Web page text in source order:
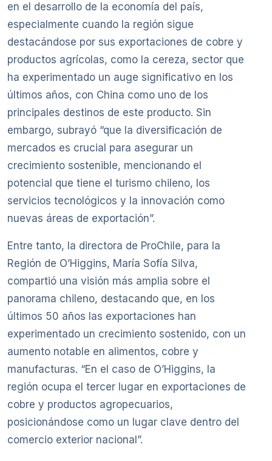
en el desarrollo de la economía del país,
especialmente cuando la región sigue
destacándose por sus exportaciones de cobre y
productos agrícolas, como la cereza, sector que
ha experimentado un auge significativo en los
últimos años, con China como uno de los
principales destinos de este producto. Sin
embargo, subrayó “que la diversificación de
mercados es crucial para asegurar un
crecimiento sostenible, mencionando el
potencial que tiene el turismo chileno, los
servicios tecnológicos y la innovación como
nuevas áreas de exportación”.
Entre tanto, la directora de ProChile, para la
Región de O’Higgins, María Sofía Silva,
compartió una visión más amplia sobre el
panorama chileno, destacando que, en los
últimos 50 años las exportaciones han
experimentado un crecimiento sostenido, con un
aumento notable en alimentos, cobre y
manufacturas. “En el caso de O’Higgins, la
región ocupa el tercer lugar en exportaciones de
cobre y productos agropecuarios,
posicionándose como un lugar clave dentro del
comercio exterior nacional”.